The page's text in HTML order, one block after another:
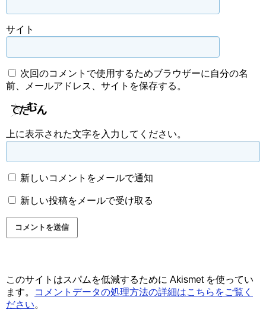
サイト
次回のコメントで使用するためブラウザーに自分の名
前、メールアドレス、サイトを保存する。
上に表示された文字を入力してください。
新しいコメントをメールで通知
新しい投稿をメールで受け取る
このサイトはスパムを低減するために Akismet を使ってい
ます。
コメントデータの処理方法の詳細はこちらをご覧く
ださい。